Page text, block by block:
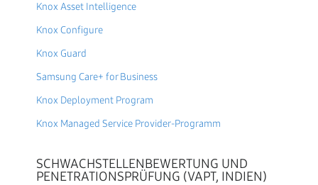
Knox Asset Intelligence
Knox Configure
Knox Guard
Samsung Care+ for Business
Knox Deployment Program
Knox Managed Service Provider-Programm
SCHWACHSTELLENBEWERTUNG UND
PENETRATIONSPRÜFUNG (VAPT, INDIEN)